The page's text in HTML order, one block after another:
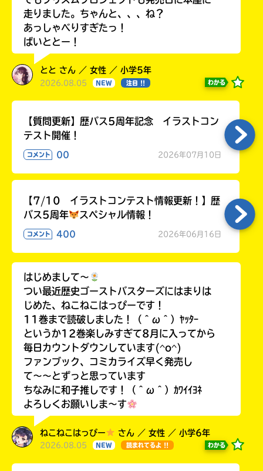
走りました。ちゃんと、、、ね？
あっしゃべりすぎたっ！
ばいととー！
とと さん ／ 女性 ／ 小学5年
2026.08.05 NEW 注目 !! わかる
【質問更新】歴バス5周年記念 イラストコン
テスト開催！
コメント 00 2026年07月10日
【7/10 イラストコンテスト情報更新！】歴
バス5周年
スペシャル情報！
コメント 400 2026年06月16日
はじめまして〜
つい最近歴史ゴーストバスターズにはまりは
じめた、ねこねこはっぴーです！
11巻まで読破しました！（＾ω＾）ﾔｯﾀｰ
というか12巻楽しみすぎて8月に入ってから
毎日カウントダウンしています(^o^)
ファンブック、コミカライズ早く発売し
て〜〜とずっと思っています
ちなみに和子推しです！（＾ω＾）ｶﾜｲｲﾖﾈ
よろしくお願いしま〜す
ねこねこはっぴー さん ／ 女性 ／ 小学6年
2026.08.05 NEW 読まれてるよ !! わかる